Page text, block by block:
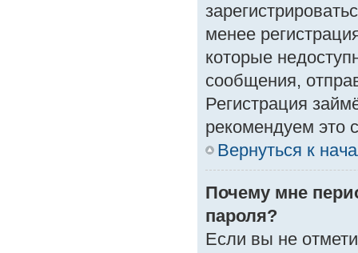
менее
которые
сообщения,
Регистрация
рекомендуем это
Вернуться к
Почему мне
пароля?
Если вы не